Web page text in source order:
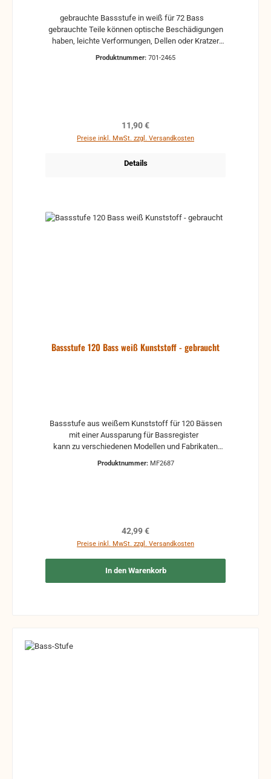
gebrauchte Teile können optische Beschädigungen
haben, leichte Verformungen, Dellen oder Kratzer
Produktnummer: 701-2465
Regulärer Preis:
11,90 €
Preise inkl. MwSt. zzgl. Versandkosten
Details
Bassstufe 120 Bass weiß Kunststoff - gebraucht
Bassstufe aus weißem Kunststoff für 120 Bässen
mit einer Aussparung für Bassregister
kann zu verschiedenen Modellen und Fabrikaten
Produktnummer: MF2687
Regulärer Preis:
42,99 €
Preise inkl. MwSt. zzgl. Versandkosten
In den Warenkorb